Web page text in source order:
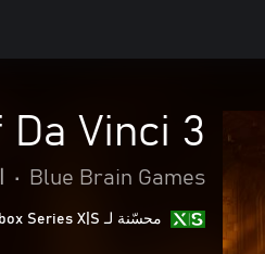
Da Vinci 3
Blue Brain Games
•
محسّنة لـ Xbox Series X|S